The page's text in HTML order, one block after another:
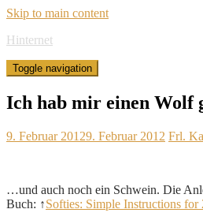
Skip to main content
Hinternet
Toggle navigation
Ich hab mir einen Wolf
9. Februar 20129. Februar 2012 Frl.
…und auch noch ein Schwein. Die
Buch: ↑Softies: Simple Instructions for